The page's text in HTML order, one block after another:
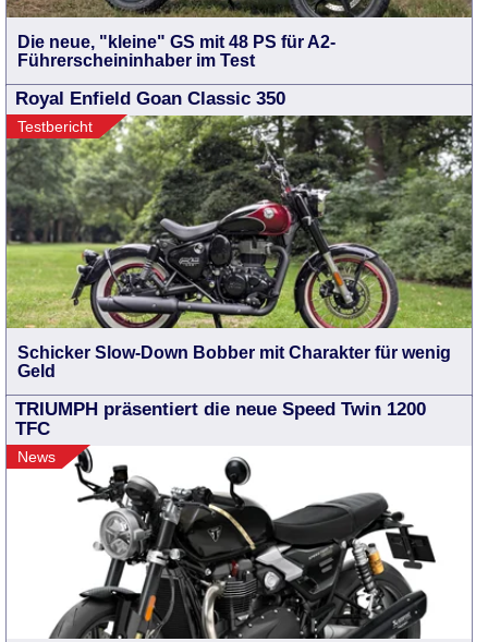
Die neue, "kleine" GS mit 48 PS für A2-
Führerscheininhaber im Test
Royal Enfield Goan Classic 350
Testbericht
Schicker Slow-Down Bobber mit Charakter für wenig
Geld
TRIUMPH präsentiert die neue Speed Twin 1200
TFC
News